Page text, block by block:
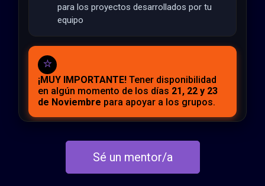
para los proyectos desarrollados por tu
equipo
⭐
¡MUY IMPORTANTE! Tener disponibilidad
en algún momento de los días 21, 22 y 23
de Noviembre para apoyar a los grupos.
Sé un mentor/a